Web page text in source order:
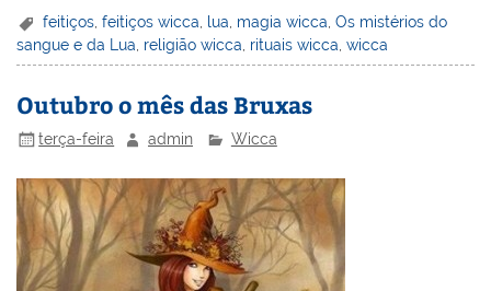
er
e
st
k
e
dI
n
c
e
b
o
k
itt
er
ai
l
h
o
o
M
l
t
ar
e
feitiços ,feitiços wicca lua magia wicca ,Os mistérios do
sangue e da Lua, religião wicca, rituais wicca,wicca
Outubro o mês das Bruxas
terça-feira admin Wicca